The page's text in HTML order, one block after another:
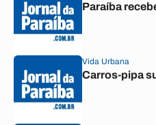
Paraíba
Vida Urbana
Carros-pipa